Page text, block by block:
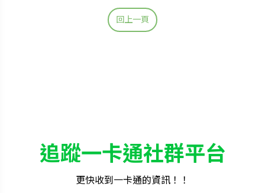
回上一頁
追蹤一卡通社群平台
更快收到一卡通的資訊！！